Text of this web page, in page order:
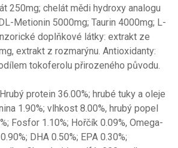
250mg; chelát mědi hydroxy analogu
Metionin 5000mg; Taurin 4000mg; L-
doplňkové látky: extrakt ze
extrakt z rozmarýnu. Antioxidanty:
tokoferolu přirozeného původu.
protein 36.00%; hrubé tuky a oleje
1.90%; vlhkost 8.00%, hrubý popel
Fosfor 1.10%; Hořčík 0.09%, Omega-
DHA 0.50%; EPA 0.30%;